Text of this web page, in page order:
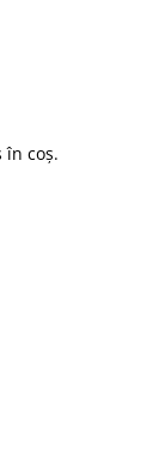
coș.